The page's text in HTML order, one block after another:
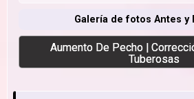
Galería de fotos Antes y
Aumento De Pecho |
Tuberosas